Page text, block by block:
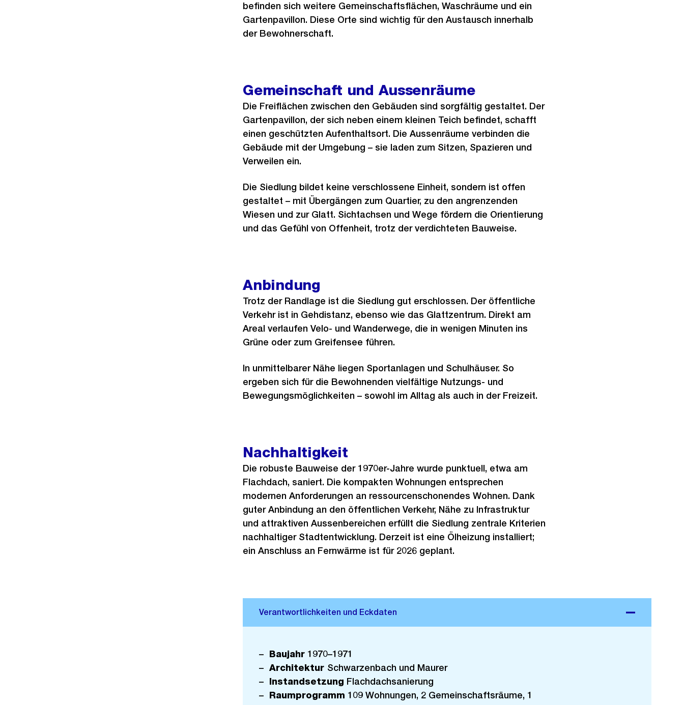
befinden sich weitere Gemeinschaftsflächen, Waschräume und ein
Gartenpavillon. Diese Orte sind wichtig für den Austausch innerhalb
der Bewohnerschaft.
Gemeinschaft und Aussenräume
Die Freiflächen zwischen den Gebäuden sind sorgfältig gestaltet. Der
Gartenpavillon, der sich neben einem kleinen Teich befindet, schafft
einen geschützten Aufenthaltsort. Die Aussenräume verbinden die
Gebäude mit der Umgebung – sie laden zum Sitzen, Spazieren und
Verweilen ein.
Die Siedlung bildet keine verschlossene Einheit, sondern ist offen
gestaltet – mit Übergängen zum Quartier, zu den angrenzenden
Wiesen und zur Glatt. Sichtachsen und Wege fördern die Orientierung
und das Gefühl von Offenheit, trotz der verdichteten Bauweise.
Anbindung
Trotz der Randlage ist die Siedlung gut erschlossen. Der öffentliche
Verkehr ist in Gehdistanz, ebenso wie das Glattzentrum. Direkt am
Areal verlaufen Velo- und Wanderwege, die in wenigen Minuten ins
Grüne oder zum Greifensee führen.
In unmittelbarer Nähe liegen Sportanlagen und Schulhäuser. So
ergeben sich für die Bewohnenden vielfältige Nutzungs- und
Bewegungsmöglichkeiten – sowohl im Alltag als auch in der Freizeit.
Nachhaltigkeit
Die robuste Bauweise der 1970er-Jahre wurde punktuell, etwa am
Flachdach, saniert. Die kompakten Wohnungen entsprechen
modernen Anforderungen an ressourcenschonendes Wohnen. Dank
guter Anbindung an den öffentlichen Verkehr, Nähe zu Infrastruktur
und attraktiven Aussenbereichen erfüllt die Siedlung zentrale Kriterien
nachhaltiger Stadtentwicklung. Derzeit ist eine Ölheizung installiert;
ein Anschluss an Fernwärme ist für 2026 geplant.
Baujahr 1970–1971
Architektur Schwarzenbach und Maurer
Instandsetzung Flachdachsanierung
Raumprogramm 109 Wohnungen, 2 Gemeinschaftsräume, 1